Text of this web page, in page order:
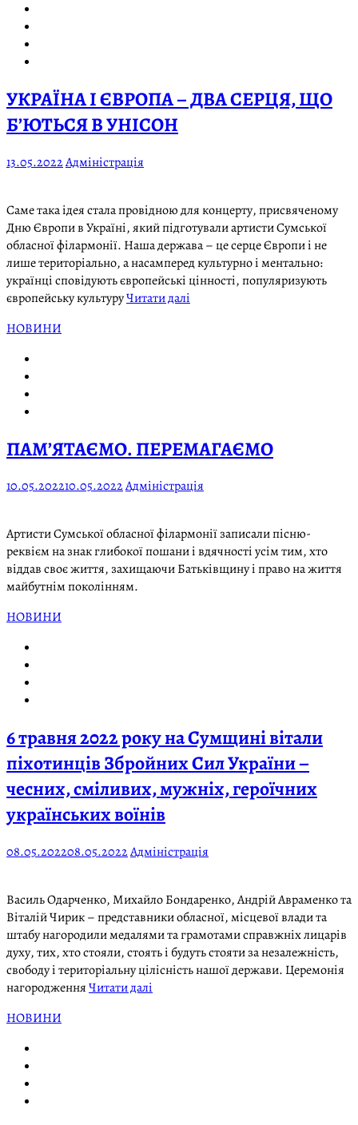
УКРАЇНА І ЄВРОПА – ДВА СЕРЦЯ, ЩО
Б’ЮТЬСЯ В УНІСОН
13.05.2022Адміністрація
Саме така ідея стала провідною для концерту, присвяченому
Дню Європи в Україні, який підготували артисти Сумської
обласної філармонії. Наша держава – це серце Європи і не
лише територіально, а насамперед культурно і ментально:
українці сповідують європейські цінності, популяризують
європейську культуруЧитати далі
НОВИНИ
ПАМ’ЯТАЄМО. ПЕРЕМАГАЄМО
10.05.202210.05.2022Адміністрація
Артисти Сумської обласної філармонії записали пісню-
реквієм на знак глибокої пошани і вдячності усім тим, хто
віддав своє життя, захищаючи Батьківщину і право на життя
майбутнім поколінням.
НОВИНИ
6 травня 2022 року на Сумщині вітали
піхотинців Збройних Сил України –
чесних, сміливих, мужніх, героїчних
українських воїнів
08.05.202208.05.2022Адміністрація
Василь Одарченко, Михайло Бондаренко, Андрій Авраменко та
Віталій Чирик – представники обласної, місцевої влади та
штабу нагородили медалями та грамотами справжніх лицарів
духу, тих, хто стояли, стоять і будуть стояти за незалежність,
свободу і територіальну цілісність нашої держави. Церемонія
нагородженняЧитати далі
НОВИНИ